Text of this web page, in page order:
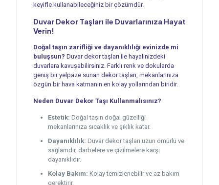
keyifle kullanabileceğiniz bir çözümdür.
Duvar Dekor Taşları ile Duvarlarınıza Hayat
Verin!
Doğal taşın zarifliği ve dayanıklılığı evinizde mi
buluşsun? Duvar dekor taşları ile hayalinizdeki
duvarlara kavuşabilirsiniz. Farklı renk ve dokularda
geniş bir yelpaze sunan dekor taşları, mekanlarınıza
özgün bir hava katmanın en kolay yollarından biridir.
Neden Duvar Dekor Taşı Kullanmalısınız?
Estetik: Doğal taşın doğal güzelliği
mekanlarınıza sıcaklık ve şıklık katar.
Dayanıklılık: Duvar dekor taşları uzun ömürlü ve
sağlamdır, darbelere ve çizilmelere karşı
dayanıklıdır.
Kolay Bakım: Kolay temizlenebilir ve az bakım
gerektirir.